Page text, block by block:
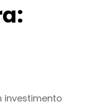
investimento